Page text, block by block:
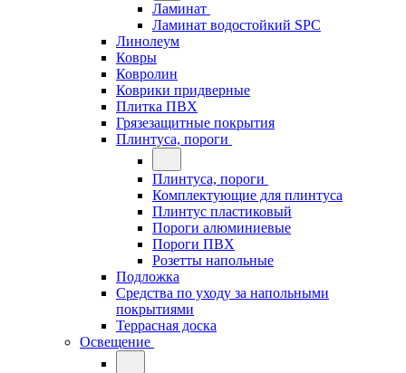
Ламинат
Ламинат водостойкий SPC
Линолеум
Ковры
Ковролин
Коврики придверные
Плитка ПВХ
Грязезащитные покрытия
Плинтуса, пороги
Плинтуса, пороги
Комплектующие для плинтуса
Плинтус пластиковый
Пороги алюминиевые
Пороги ПВХ
Розетты напольные
Подложка
Средства по уходу за напольными
покрытиями
Террасная доска
Освещение